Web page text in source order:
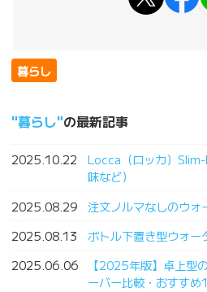
暮らし
暮らし の最新記事
2025.10.22
Locca（ロッカ）Slim-
味など）
2025.08.29
注文ノルマなしのウ
2025.08.13
ボトル下置き型ウォ
2025.06.06
【2025年版】卓上型
ーバー比較・おすす